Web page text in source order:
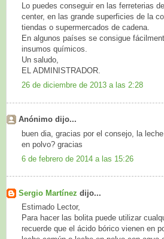
Lo puedes conseguir en las ferreterias
center, en las grande superficies de la
tiendas o supermercados de cadena.
En algunos países se consigue
insumos químicos.
Un saludo,
EL ADMINISTRADOR.
26 de diciembre de 2013 a las 2:28
Anónimo dijo...
buen dia, gracias por el consejo, la
en polvo? gracias
6 de febrero de 2014 a las 15:26
Sergio Martínez dijo...
Estimado Lector,
Para hacer las bolita puede utilizar
recuerde que el ácido bórico vienen en